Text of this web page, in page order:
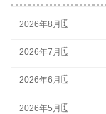
2026年8月🗓
2026年7月🗓
2026年6月🗓
2026年5月🗓